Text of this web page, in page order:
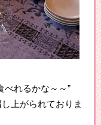
べれるかな～～”
上がられておりま